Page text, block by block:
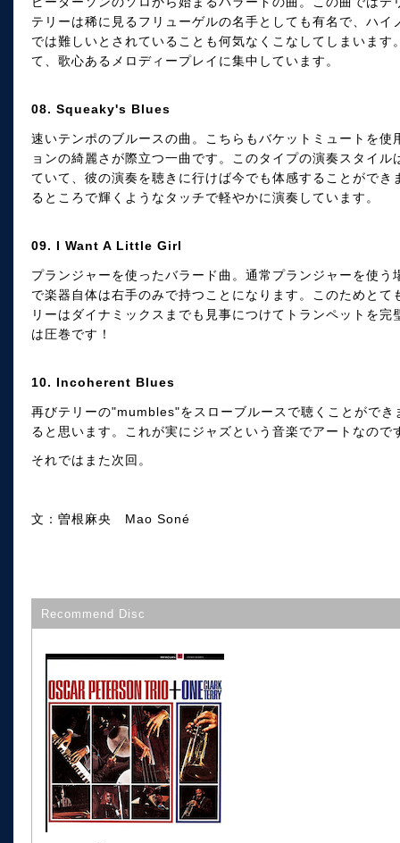
テリーは稀に見るフリューゲルの名手としても有名で、ハ
では難しいとされていることも何気なくこなしてしまいま
て、歌心あるメロディープレイに集中しています。
08. Squeaky's Blues
速いテンポのブルースの曲。こちらもバケットミュートを
ョンの綺麗さが際立つ一曲です。このタイプの演奏スタイ
ていて、彼の演奏を聴きに行けば今でも体感することがで
るところで輝くようなタッチで軽やかに演奏しています。
09. I Want A Little Girl
プランジャーを使ったバラード曲。通常プランジャーを使
で楽器自体は右手のみで持つことになります。このためと
リーはダイナミックスまでも見事につけてトランペットを
は圧巻です！
10. Incoherent Blues
再びテリーの"mumbles"をスローブルースで聴くことがで
ると思います。これが実にジャズという音楽でアートなので
それではまた次回。
文：曽根麻央 Mao Soné
Recommend Disc